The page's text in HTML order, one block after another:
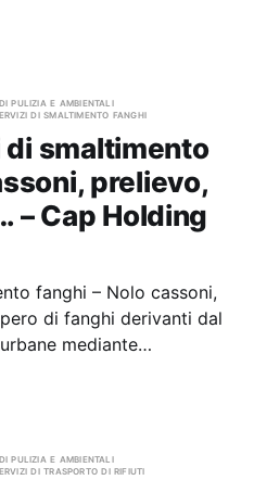
di Caserta Gara
pulizia e ambientali
di smaltimento fanghi
di smaltimento
prelievo,
– Cap Holding
fanghi – Nolo cassoni,
di fanghi derivanti dal
mediante
in due lotti Stazione
pulizia e ambientali
di trasporto di rifiuti